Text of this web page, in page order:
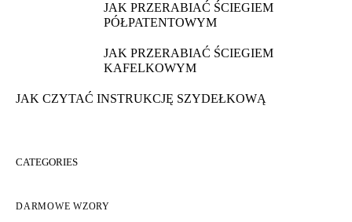
JAK PRZERABIAĆ ŚCIEGIEM
PÓŁPATENTOWYM
JAK PRZERABIAĆ ŚCIEGIEM
KAFELKOWYM
JAK CZYTAĆ INSTRUKCJĘ SZYDEŁKOWĄ
CATEGORIES
DARMOWE WZORY